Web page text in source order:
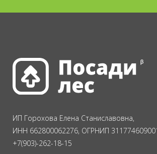
ИП Горохова Елена Станиславовна,
ИНН 662800062276, ОГРНИП
+7(903)-262-18-15